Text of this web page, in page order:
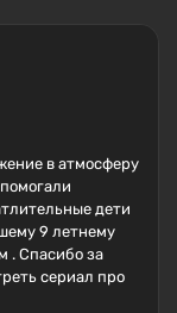
в атмосферу
дети
9 летнему
. Спасибо за
сериал про